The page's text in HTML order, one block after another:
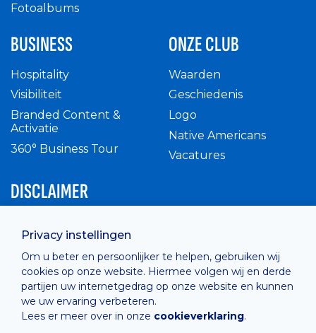
Privacy instellingen
Om u beter en persoonlijker te helpen, gebruiken wij
cookies op onze website. Hiermee volgen wij en derde
partijen uw internetgedrag op onze website en kunnen
we uw ervaring verbeteren.
Lees er meer over in onze cookieverklaring.
Fotoalbums
BUSINESS
Hospitality
Visibiliteit
Branded Content &
Activatie
360° Business Tour
ONZE CLUB
Waarden
Geschiedenis
Logo
Native Americans
Vacatures
DISCLAIMER
Privacy Policy
Cashless
verkoopsvoorwaarden
Cookie Policy